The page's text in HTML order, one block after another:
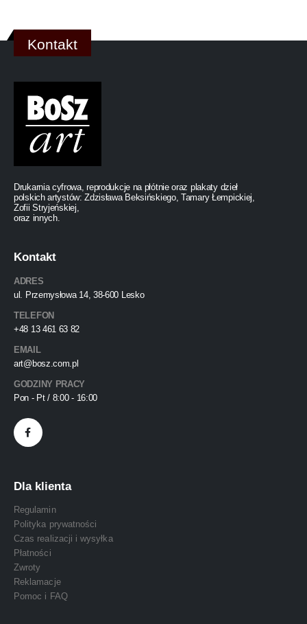
Kontakt
Drukarnia cyfrowa, reprodukcje na płótnie oraz plakaty dzieł
polskich artystów: Zdzisława Beksińskiego, Tamary Łempickiej,
Zofii Stryjeńskiej,
oraz innych.
Kontakt
ADRES
ul. Przemysłowa 14, 38-600 Lesko
TELEFON
+48 13 461 63 82
EMAIL
art@bosz.com.pl
GODZINY PRACY
Pon - Pt / 8:00 - 16:00
Dla klienta
Regulamin
Polityka prywatności
Czas realizacji i wysyłka
Płatności
Zwroty
Reklamacje
Pomoc i FAQ